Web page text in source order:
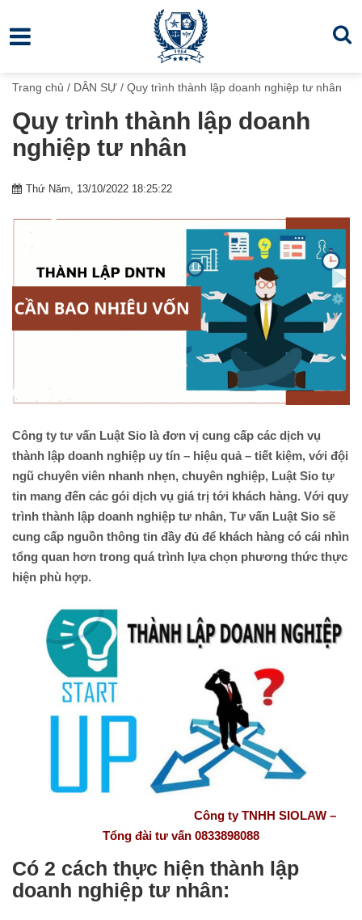
Trang chủ / DÂN SỰ / Quy trình thành lập doanh nghiệp tư nhân
Quy trình thành lập doanh
nghiệp tư nhân
Thứ Năm, 13/10/2022 18:25:22
Công ty tư vấn Luật Sio là đơn vị cung cấp các dịch vụ
thành lập doanh nghiệp uy tín – hiệu quả – tiết kiệm, với đội
ngũ chuyên viên nhanh nhẹn, chuyên nghiệp, Luật Sio tự
tin mang đến các gói dịch vụ giá trị tới khách hàng. Với quy
trình thành lập doanh nghiệp tư nhân, Tư vấn Luật Sio sẽ
cung cấp nguồn thông tin đầy đủ để khách hàng có cái nhìn
tổng quan hơn trong quá trình lựa chọn phương thức thực
hiện phù hợp.
Công ty TNHH SIOLAW –
Tổng đài tư vấn 0833898088
Có 2 cách thực hiện thành lập
doanh nghiệp tư nhân: